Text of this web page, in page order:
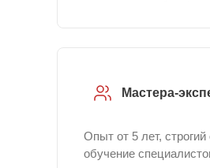
Мастера-
Опыт от 5 лет,
обучение